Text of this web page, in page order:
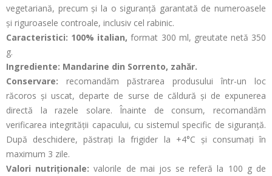
vegetariană, precum și la o siguranță garantată de numeroasele
și riguroasele controale, inclusiv cel rabinic.
Caracteristici: 100% italian, format 300 ml, greutate netă 350
g.
Ingrediente: Mandarine din Sorrento, zahăr.
Conservare: recomandăm păstrarea produsului într-un loc
răcoros și uscat, departe de surse de căldură și de expunerea
directă la razele solare. Înainte de consum, recomandăm
verificarea integrității capacului, cu sistemul specific de siguranță.
După deschidere, păstrați la frigider la +4°C și consumați în
maximum 3 zile.
Valori nutriționale:valorile de mai jos se referă la 100 g de